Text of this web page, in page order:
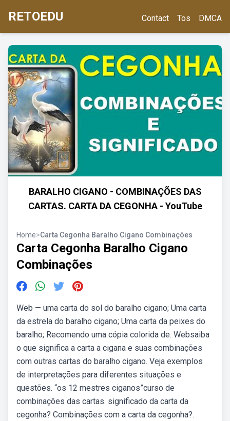
RETOEDU Contact Tos DMCA
BARALHO CIGANO - COMBINAÇÕES DAS
CARTAS. CARTA DA CEGONHA - YouTube
Home>Carta Cegonha Baralho Cigano Combinações
Carta Cegonha Baralho Cigano
Combinações
Web — uma carta do sol do baralho cigano; Uma carta
da estrela do baralho cigano; Uma carta da peixes do
baralho; Recomendo uma cópia colorida de. Websaiba
o que significa a carta a cigana e suas combinações
com outras cartas do baralho cigano. Veja exemplos
de interpretações para diferentes situações e
questões. “os 12 mestres ciganos”curso de
combinações das cartas. significado da carta da
cegonha? Combinações com a carta da cegonha?.